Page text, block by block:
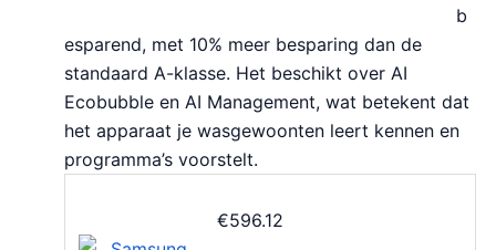
b
esparend, met 10% meer besparing dan de
standaard A-klasse. Het beschikt over AI
Ecobubble en AI Management, wat betekent dat
het apparaat je wasgewoonten leert kennen en
programma’s voorstelt.
€596.12